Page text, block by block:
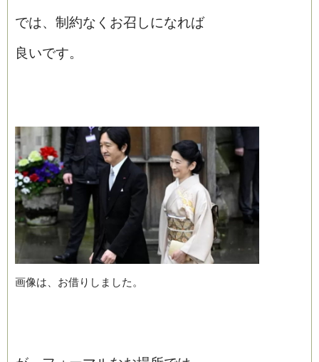
では、制約なくお召しになれば
良いです。
画像は、お借りしました。